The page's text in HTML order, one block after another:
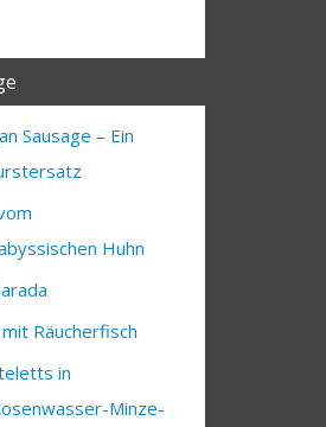
Sausage – Ein
Huhn
Räucherfisch
in
Minze-